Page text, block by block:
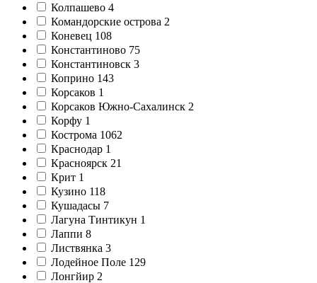
Колпашево 4
Командорские острова 2
Коневец 108
Константиново 75
Константиновск 3
Коприно 143
Корсаков 1
Корсаков Южно-Сахалинск 2
Корфу 1
Кострома 1062
Краснодар 1
Красноярск 21
Крит 1
Кузино 118
Кушадасы 7
Лагуна Тинтикун 1
Лаппи 8
Листвянка 3
Лодейное Поле 129
Лонгйир 2